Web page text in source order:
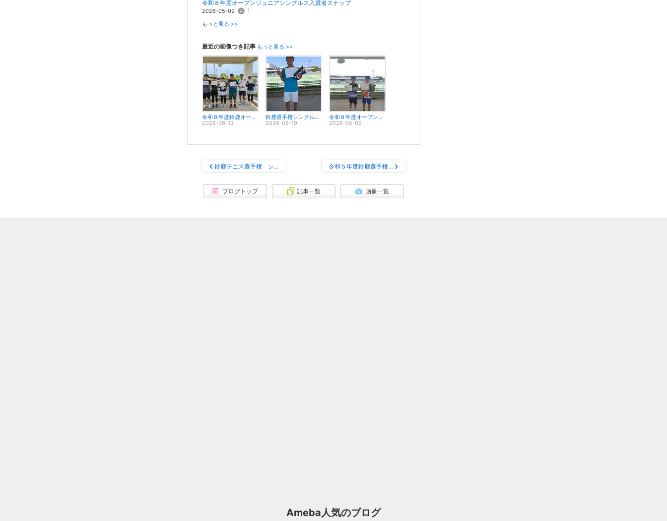
令和８年度オープンジュニアシングルス入賞者スナップ
2026-05-09 1
もっと見る >>
最近の画像つき記事 もっと見る >>
令和８年度鈴鹿オープンミックス大会入賞者スナップ
2026-06-13
鈴鹿選手権シングルス入賞者スナップ
2026-05-19
令和８年度オープンジュニアシングルス入賞者スナップ
2026-05-09
鈴鹿テニス選手権 シ… 令和５年度鈴鹿選手権…
ブログトップ 記事一覧 画像一覧
Ameba人気のブログ